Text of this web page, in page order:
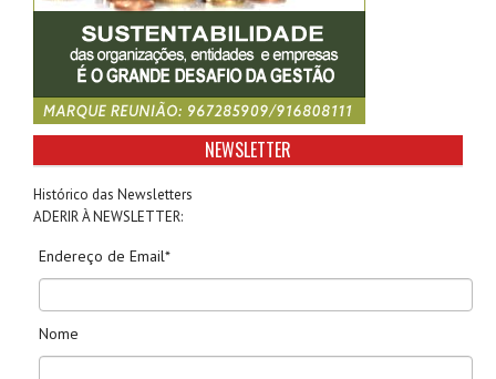
NEWSLETTER
Histórico das Newsletters
ADERIR À NEWSLETTER:
Endereço de Email*
Nome